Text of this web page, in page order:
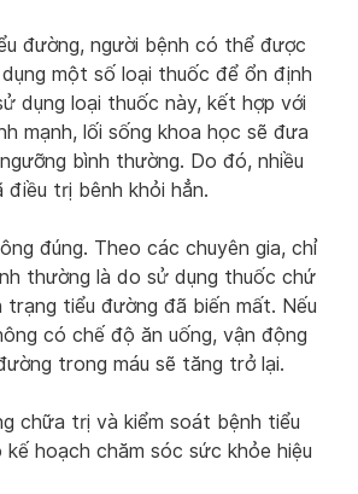
đường, người bệnh có thể được
một số loại thuốc để ổn định
dụng loại thuốc này, kết hợp với
mạnh, lối sống khoa học sẽ đưa
bình thường. Do đó, nhiều
điều trị bênh khỏi hẳn.
đúng. Theo các chuyên gia, chỉ
thường là do sử dụng thuốc chứ
trạng tiểu đường đã biến mất. Nếu
có chế độ ăn uống, vận động
trong máu sẽ tăng trở lại.
chữa trị và kiểm soát bệnh tiểu
hoạch chăm sóc sức khỏe hiệu